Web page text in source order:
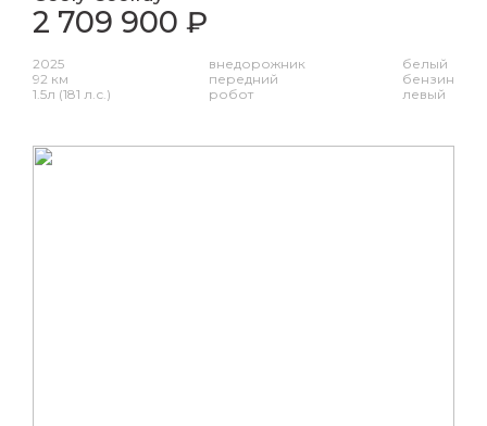
2 709 900 ₽
2025
92 км
1.5л (181 л.с.)
внедорожник
передний
робот
белый
бензин
левый